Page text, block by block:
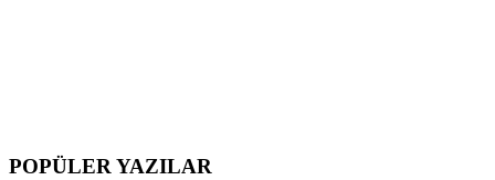
POPÜLER YAZILAR